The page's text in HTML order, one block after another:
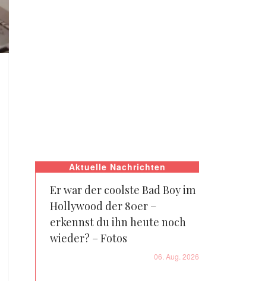
Aktuelle Nachrichten
Er war der coolste Bad Boy im
Hollywood der 80er –
erkennst du ihn heute noch
wieder? – Fotos
06. Aug. 2026